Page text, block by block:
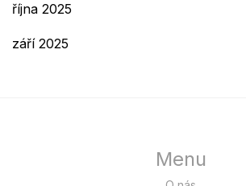
října 2025
září 2025
Menu